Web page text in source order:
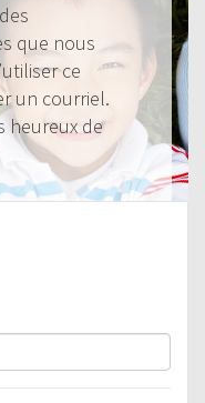
que nous
ce
un courriel.
heureux de